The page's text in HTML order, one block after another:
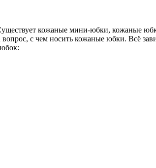
кожаные мини-юбки, кожаные
с чем носить кожаные юбки. Всё